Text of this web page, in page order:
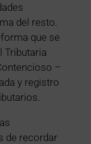
del resto.
que se
Tributaria
–
y registro
de recordar